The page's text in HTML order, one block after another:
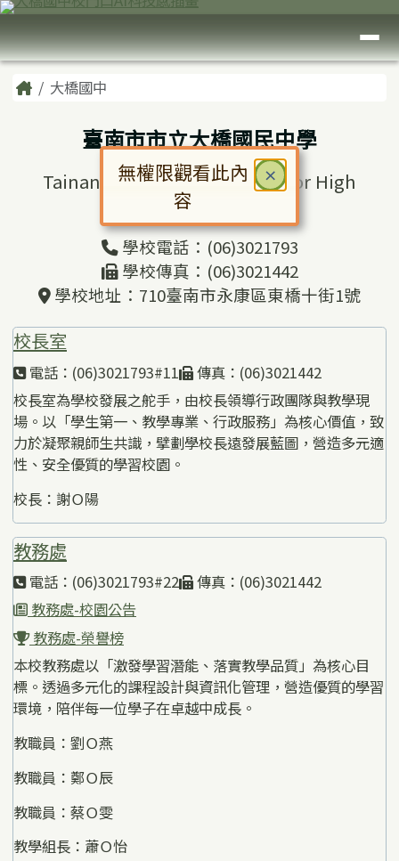
跳至主內容區
臺南市大橋國中
導覽列
主內容區域
Home大橋國中
臺南市市立大橋國民中學
Tainan Municipal Daciao Junior High
School
學校電話：(06)3021793
學校傳真：(06)3021442
學校地址：710臺南市永康區東橋十街1號
校長室
電話：(06)3021793#11
傳真：(06)3021442
校長室為學校發展之舵手，由校長領導行政團隊與教學現
場。以「學生第一、教學專業、行政服務」為核心價值，致
力於凝聚親師生共識，擘劃學校長遠發展藍圖，營造多元適
性、安全優質的學習校園。
校長：謝Ｏ陽
教務處
電話：(06)3021793#22
傳真：(06)3021442
教務處-校園公告
教務處-榮譽榜
本校教務處以「激發學習潛能、落實教學品質」為核心目
標。透過多元化的課程設計與資訊化管理，營造優質的學習
環境，陪伴每一位學子在卓越中成長。
教職員：劉Ｏ燕
教職員：鄭Ｏ辰
教職員：蔡Ｏ雯
教學組長：蕭Ｏ怡
頁尾區域
× 關閉
無權限觀看此內
容
對話框已開啟。請使用 Tab 鍵在